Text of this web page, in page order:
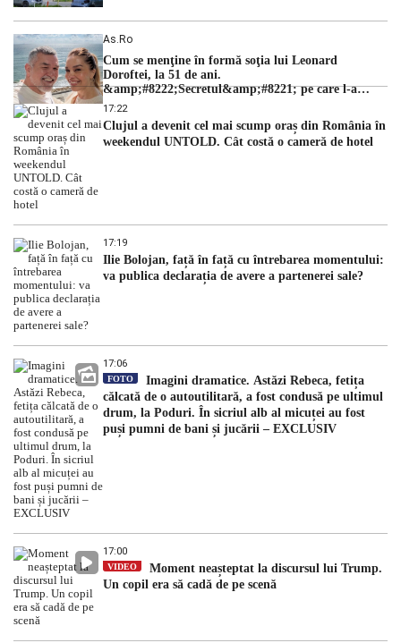
As.ro
Cum se menţine în formă soţia lui Leonard
Doroftei, la 51 de ani.
&amp;#8222;Secretul&amp;#8221; pe care l-a
dezvăluit
17:22
Clujul a devenit cel mai scump oraș din România în
weekendul UNTOLD. Cât costă o cameră de hotel
17:19
Ilie Bolojan, față în față cu întrebarea momentului:
va publica declarația de avere a partenerei sale?
17:06
FOTO
Imagini dramatice. Astăzi Rebeca, fetița
călcată de o autoutilitară, a fost condusă pe ultimul
drum, la Poduri. În sicriul alb al micuței au fost
puși pumni de bani și jucării – EXCLUSIV
17:00
VIDEO
Moment neașteptat la discursul lui Trump.
Un copil era să cadă de pe scenă